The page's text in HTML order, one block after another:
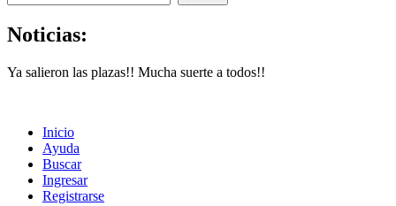
Noticias:
Ya salieron las plazas!! Mucha suerte a todos!!
Inicio
Ayuda
Buscar
Ingresar
Registrarse